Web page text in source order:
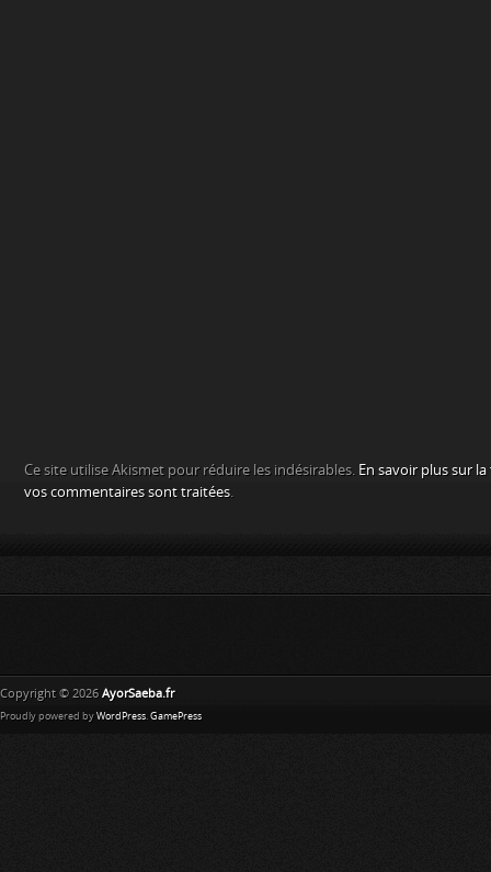
Ce site utilise Akismet pour réduire les indésirables. En savoir plus sur
vos commentaires sont traitées.
Copyright © 2026 AyorSaeba.fr
Proudly powered by WordPress. GamePress